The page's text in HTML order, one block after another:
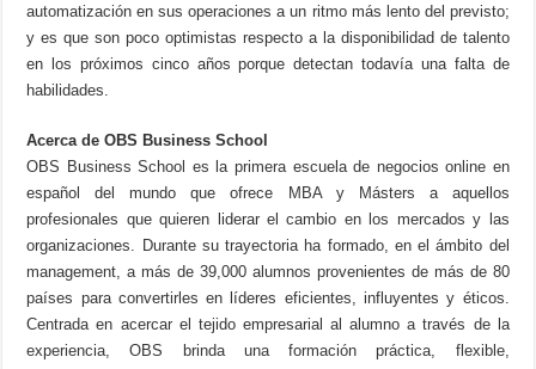
automatización en sus operaciones a un ritmo más lento del previsto;
y es que son poco optimistas respecto a la disponibilidad de talento
en los próximos cinco años porque detectan todavía una falta de
habilidades.
Acerca de OBS Business School
OBS Business School es la primera escuela de negocios online en
español del mundo que ofrece MBA y Másters a aquellos
profesionales que quieren liderar el cambio en los mercados y las
organizaciones. Durante su trayectoria ha formado, en el ámbito del
management, a más de 39,000 alumnos provenientes de más de 80
países para convertirles en líderes eficientes, influyentes y éticos.
Centrada en acercar el tejido empresarial al alumno a través de la
experiencia, OBS brinda una formación práctica, flexible,